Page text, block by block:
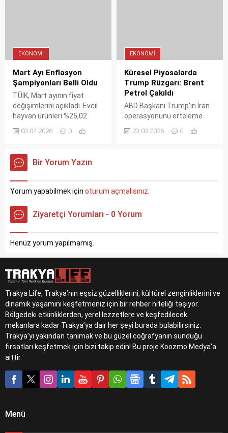
EKONOMI
Mart Ayı Enflasyon
Şampiyonları Belli Oldu
TÜİK, Mart ayının fiyat
değişimlerini açıkladı. Evcil
hayvan ürünleri %25,02
olurken, balık fiyatları %9,94
ucuzlayan ürünü oldu.
03.04.2026 0
EKONOMI
Küresel Piyasalarda
Trump Rüzgarı: Brent
Petrol Çakıldı
ABD Başkanı Trump'ın İran
operasyonunu erteleme
%9 değer kaybederek 96,96
23.03.2026 0
Bir Yorum Yazın
Yorum yapabilmek için oturum açmalısınız
Ziyaretçi Yorumları - 0 Yorum
Henüz yorum yapılmamış.
Trakya Life, Trakya’nın eşsiz güzelliklerini, kültürel zenginliklerini ve
dinamik yaşamını keşfetmeniz için bir rehber niteliği taşıyor.
Bölgedeki etkinliklerden, yerel lezzetlere ve keşfedilecek
mekanlara kadar Trakya’ya dair her şeyi burada bulabilirsiniz.
Trakya’yı yakından tanımak ve bu güzel coğrafyanın sunduğu
fırsatları keşfetmek için bizi takip edin! Bu proje Koozmo Medya'a
aittir.
Menü